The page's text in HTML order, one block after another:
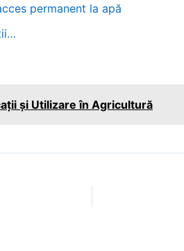
permanent la apă
și Utilizare în Agricultură